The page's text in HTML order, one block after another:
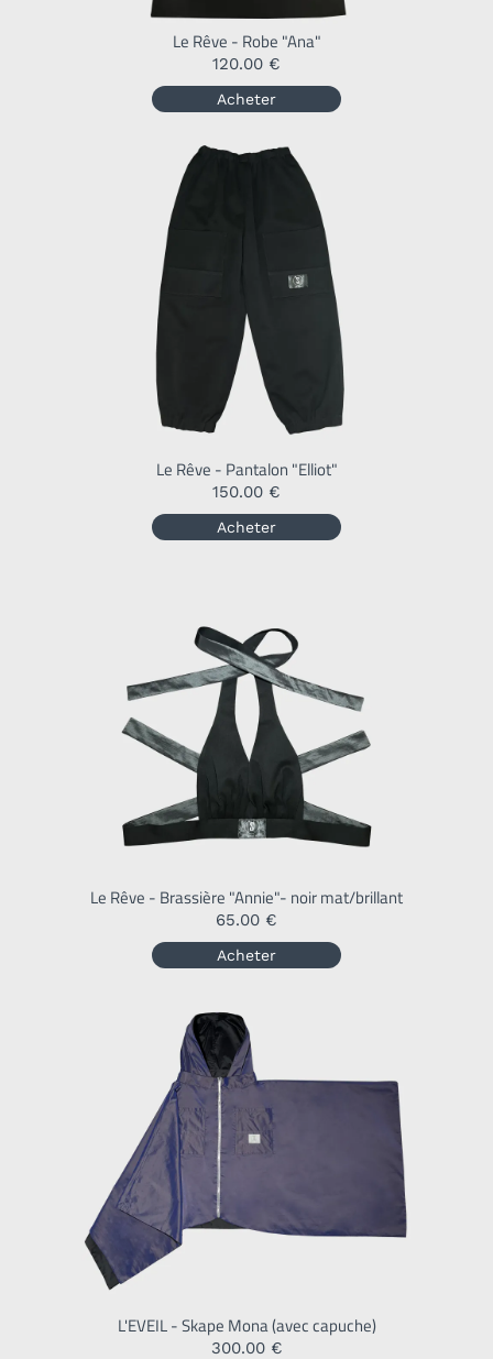
Le Rêve - Robe "Ana"
120.00 €
Acheter
Le Rêve - Pantalon "Elliot"
150.00 €
Acheter
Le Rêve - Brassière "Annie"- noir mat/brillant
65.00 €
Acheter
L'EVEIL - Skape Mona (avec capuche)
300.00 €